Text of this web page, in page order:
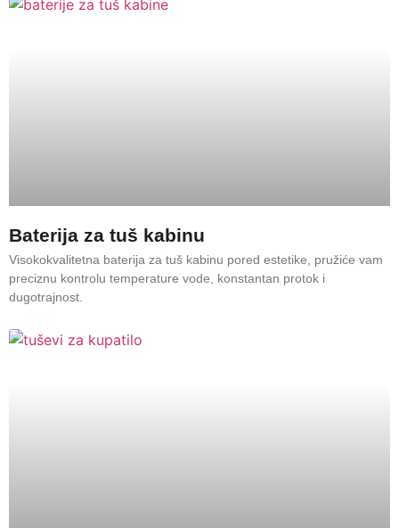
Baterija za tuš kabinu
Visokokvalitetna baterija za tuš kabinu pored estetike, pružiće vam
preciznu kontrolu temperature vode, konstantan protok i
dugotrajnost.